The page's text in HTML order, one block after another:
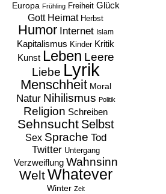
Europa Frühling Freiheit Glück
Gott Heimat Herbst
Humor Internet Islam
Kapitalismus Kinder Kritik
Kunst Leben Leere
Liebe Lyrik
Menschheit Moral
Natur Nihilismus Politik
Religion Schreiben
Sehnsucht Selbst
Sex Sprache Tod
Twitter Untergang
Verzweiflung Wahnsinn
WeltWhatever
Winter Zeit